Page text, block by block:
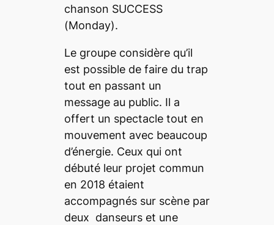
chanson SUCCESS
(Monday).
Le groupe considère qu’il
est possible de faire du trap
tout en passant un
message au public. Il a
offert un spectacle tout en
mouvement avec beaucoup
d’énergie. Ceux qui ont
débuté leur projet commun
en 2018 étaient
accompagnés sur scène par
deux danseurs et une